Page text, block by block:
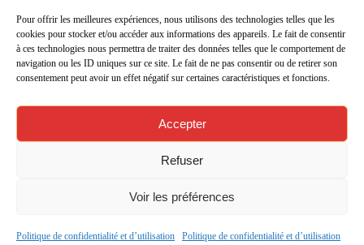
Pour offrir les meilleures expériences, nous utilisons des technologies telles que les
cookies pour stocker et/ou accéder aux informations des appareils. Le fait de consentir
à ces technologies nous permettra de traiter des données telles que le comportement de
navigation ou les ID uniques sur ce site. Le fait de ne pas consentir ou de retirer son
consentement peut avoir un effet négatif sur certaines caractéristiques et fonctions.
Accepter
Refuser
Voir les préférences
Politique de confidentialité et d’utilisation Politique de confidentialité et d’utilisation